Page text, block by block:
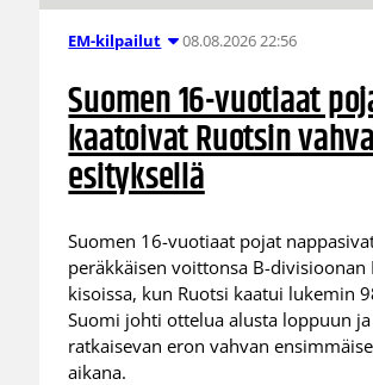
EM-kilpailut 08.08.2026 22:56
Suomen 16-vuotiaat
kaatoivat Ruotsin
esityksellä
Suomen 16-vuotiaat pojat
peräkkäisen voittonsa B-divisioonan
kisoissa, kun Ruotsi kaatui lukemin
Suomi johti ottelua alusta loppuun
ratkaisevan eron vahvan
aikana.